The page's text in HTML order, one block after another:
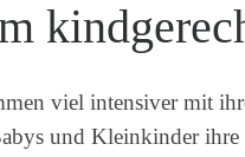
viel intensiver mit
und Kleinkinder